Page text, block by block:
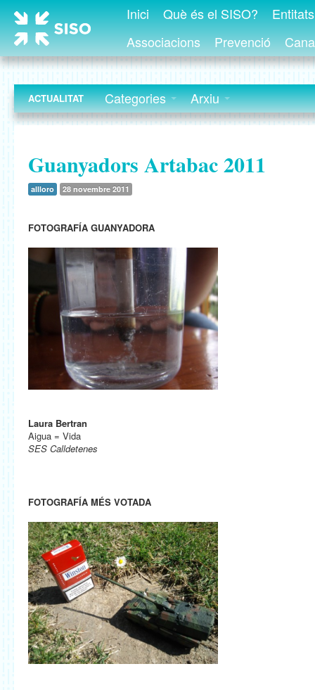
Inici Què és el SISO?
Associacions
Prevenció
ACTUALITAT Categories Arxiu
Guanyadors Artabac 2011
allloro 28 novembre 2011
FOTOGRAFÍA GUANYADORA
Laura Bertran
Aigua = Vida
SES Calldetenes
FOTOGRAFÍA MÉS VOTADA